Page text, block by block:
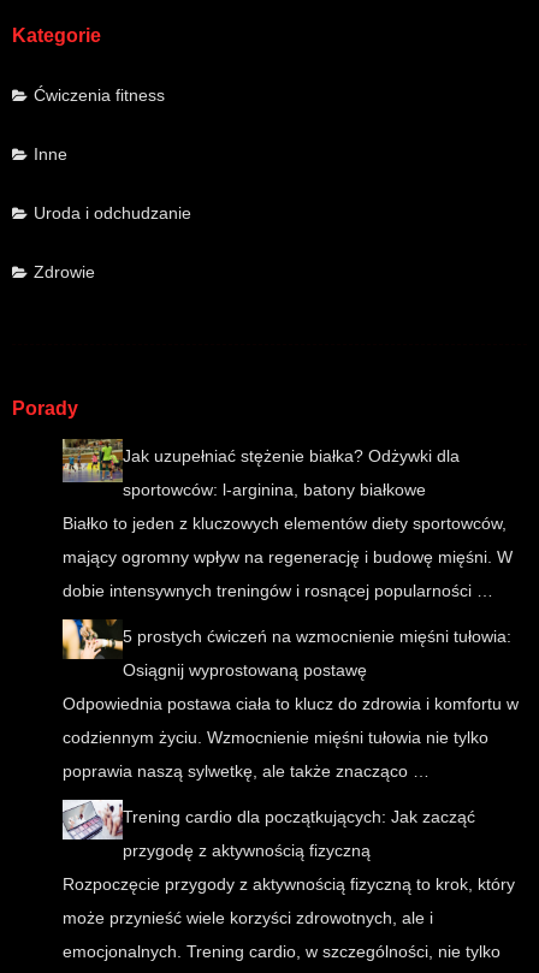
Kategorie
Ćwiczenia fitness
Inne
Uroda i odchudzanie
Zdrowie
Porady
Jak uzupełniać stężenie białka? Odżywki dla
sportowców: l-arginina, batony białkowe
Białko to jeden z kluczowych elementów diety sportowców,
mający ogromny wpływ na regenerację i budowę mięśni. W
dobie intensywnych treningów i rosnącej popularności …
5 prostych ćwiczeń na wzmocnienie mięśni tułowia:
Osiągnij wyprostowaną postawę
Odpowiednia postawa ciała to klucz do zdrowia i komfortu w
codziennym życiu. Wzmocnienie mięśni tułowia nie tylko
poprawia naszą sylwetkę, ale także znacząco …
Trening cardio dla początkujących: Jak zacząć
przygodę z aktywnością fizyczną
Rozpoczęcie przygody z aktywnością fizyczną to krok, który
może przynieść wiele korzyści zdrowotnych, ale i
emocjonalnych. Trening cardio, w szczególności, nie tylko